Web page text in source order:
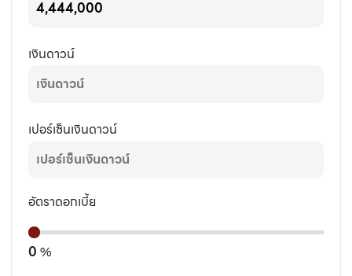
เงินดาวน์
เปอร์เซ็นเงินดาวน์
อัตราดอกเบี้ย
0 %